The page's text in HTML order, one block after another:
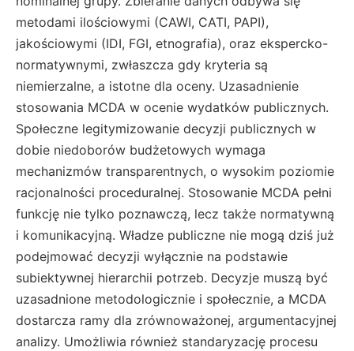
metodami ilościowymi (CAWI, CATI, PAPI),
jakościowymi (IDI, FGI, etnografia), oraz ekspercko-
normatywnymi, zwłaszcza gdy kryteria są
niemierzalne, a istotne dla oceny. Uzasadnienie
stosowania MCDA w ocenie wydatków publicznych.
Społeczne legitymizowanie decyzji publicznych w
dobie niedoborów budżetowych wymaga
mechanizmów transparentnych, o wysokim poziomie
racjonalności proceduralnej. Stosowanie MCDA pełni
funkcję nie tylko poznawczą, lecz także normatywną
i komunikacyjną. Władze publiczne nie mogą dziś już
podejmować decyzji wyłącznie na podstawie
subiektywnej hierarchii potrzeb. Decyzje muszą być
uzasadnione metodologicznie i społecznie, a MCDA
dostarcza ramy dla zrównoważonej, argumentacyjnej
analizy. Umożliwia również standaryzację procesu